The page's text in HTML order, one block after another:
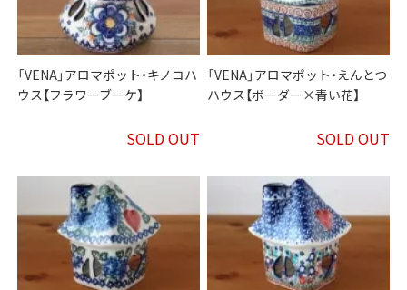
「VENA」アロマポット・キノコハ
ウス【フラワーブーケ】
SOLD OUT
「VENA」アロマポット・えんとつ
ハウス【ボーダー×青い花】
SOLD OUT